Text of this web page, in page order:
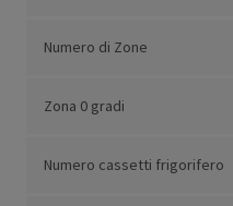
Numero di Zone
Zona 0 gradi
Numero cassetti frigorifero